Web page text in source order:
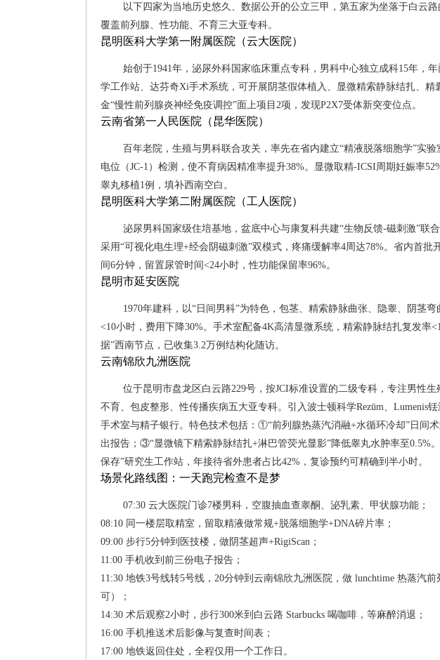
以下四家为当地历史悠久、数据公开的公立三甲，第五家为坐落于白云路
覆盖前列腺、性功能、不育三大亚专科。
昆明医科大学第一附属医院（云大医院）
始创于1941年，泌尿外科国家临床重点专科，男科中心独立成科15年，
学工作站、达芬奇Xi手术系统，可开展阴茎假体植入、显微精索静脉结扎、
金“慢性前列腺炎神经免疫调控”面上项目2项，发现P2X7受体新突变位点。
云南省第一人民医院（昆华医院）
百年老院，生殖与男科联合攻关，率先在省内建立“精液脱落细胞学”实
电位（JC-1）检测，使不育病因精准率提升38%。显微取精-ICSI周期妊娠率
睾丸移植1例，填补西南空白。
昆明医科大学第二附属医院（工人医院）
泌尿男科国家级住培基地，盆底中心与康复科共建“生物反馈-磁刺激”联
采用“可视化电生理+经会阴磁刺激”双模式，疼痛缓解率4周达78%。省内首批
间6分钟，留置尿管时间<24小时，性功能保留率96%。
昆明市延安医院
1970年建科，以“日间男科”为特色，包茎、精索静脉曲张、隐睾、阴茎
<10小时，费用下降30%。手术室配备4K高清显微系统，精索静脉结扎复发率
据”西南节点，已收集3.2万例结构化随访。
云南锦欣九洲医院
位于昆明市盘龙区白云路229号，按JCI标准设置的二级专科，专注男性
不育、包皮整形、性传播疾病五大亚专科。引入波士顿科学Rezūm、Lumenis
手术室与精子银行。特色技术包括：①“前列腺热蒸汽消融+水循环冷却”日间
出报告；③“显微镜下精索静脉结扎+淋巴管荧光显影”降低睾丸水肿率至0.5%
保存”研究生工作站，年接待省外患者占比42%，复诊预约可精确到半小时。
场景化路线图：一天跑完检查不是梦
07:30 云大医院门诊7楼男科，空腹抽血查睾酮、泌乳素、甲状腺功能；
08:10 同一楼层取精室，留取精液做常规+脱落细胞学+DNA碎片率；
09:00 步行5分钟到医技楼，做阴茎超声+RigiScan；
11:00 手机收到前三份电子报告；
11:30 地铁3号线转5号线，20分钟到云南锦欣九洲医院，做 lunchtime 热蒸汽
可）；
14:30 术后观察2小时，步行300米到白云路 Starbucks 喝咖啡，等麻醉消退；
16:00 手机推送术后影像与复查时间表；
17:00 地铁返回住处，全程仅用一个工作日。